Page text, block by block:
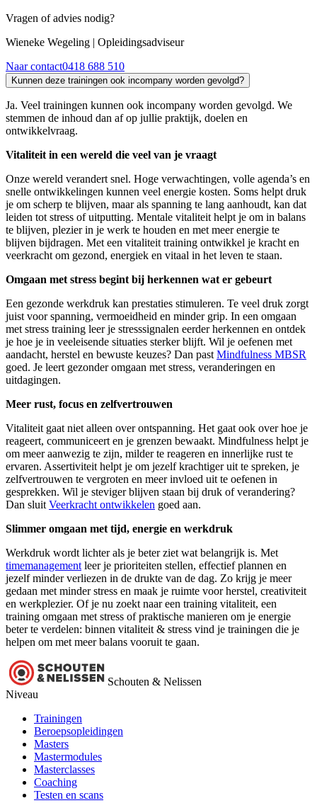
Vragen of advies nodig?
Wieneke Wegeling | Opleidingsadviseur
Naar contact0418 688 510
Kunnen deze trainingen ook incompany worden gevolgd?
Ja. Veel trainingen kunnen ook incompany worden gevolgd. We
stemmen de inhoud dan af op jullie praktijk, doelen en
ontwikkelvraag.
Vitaliteit in een wereld die veel van je vraagt
Onze wereld verandert snel. Hoge verwachtingen, volle agenda’s en
snelle ontwikkelingen kunnen veel energie kosten. Soms helpt druk
je om scherp te blijven, maar als spanning te lang aanhoudt, kan dat
leiden tot stress of uitputting. Mentale vitaliteit helpt je om in balans
te blijven, plezier in je werk te houden en met meer energie te
blijven bijdragen. Met een vitaliteit training ontwikkel je kracht en
veerkracht om gezond, energiek en vitaal in het leven te staan.
Omgaan met stress begint bij herkennen wat er gebeurt
Een gezonde werkdruk kan prestaties stimuleren. Te veel druk zorgt
juist voor spanning, vermoeidheid en minder grip. In een omgaan
met stress training leer je stresssignalen eerder herkennen en ontdek
je hoe je in veeleisende situaties sterker blijft. Wil je oefenen met
aandacht, herstel en bewuste keuzes? Dan past Mindfulness MBSR
goed. Je leert gezonder omgaan met stress, veranderingen en
uitdagingen.
Meer rust, focus en zelfvertrouwen
Vitaliteit gaat niet alleen over ontspanning. Het gaat ook over hoe je
reageert, communiceert en je grenzen bewaakt. Mindfulness helpt je
om meer aanwezig te zijn, milder te reageren en innerlijke rust te
ervaren. Assertiviteit helpt je om jezelf krachtiger uit te spreken, je
zelfvertrouwen te vergroten en meer invloed uit te oefenen in
gesprekken. Wil je steviger blijven staan bij druk of verandering?
Dan sluit Veerkracht ontwikkelen goed aan.
Slimmer omgaan met tijd, energie en werkdruk
Werkdruk wordt lichter als je beter ziet wat belangrijk is. Met
timemanagement leer je prioriteiten stellen, effectief plannen en
jezelf minder verliezen in de drukte van de dag. Zo krijg je meer
gedaan met minder stress en maak je ruimte voor herstel, creativiteit
en werkplezier. Of je nu zoekt naar een training vitaliteit, een
training omgaan met stress of praktische manieren om je energie
beter te verdelen: binnen vitaliteit & stress vind je trainingen die je
helpen om met meer balans vooruit te gaan.
Schouten & Nelissen
Niveau
Trainingen
Beroepsopleidingen
Masters
Mastermodules
Masterclasses
Coaching
Testen en scans